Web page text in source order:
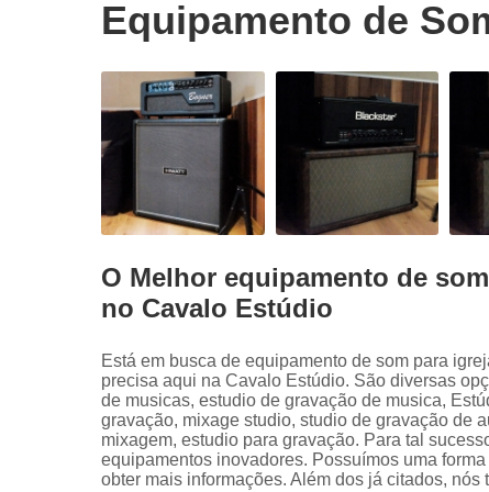
Equipamento de
O Melhor equipamento de
no Cavalo Estúdio
Está em busca de equipamento de som para
precisa aqui na Cavalo Estúdio. São diversas
de musicas, estudio de gravação de musica,
gravação, mixage studio, studio de gravação de
mixagem, estudio para gravação. Para tal
equipamentos inovadores. Possuímos uma
obter mais informações. Além dos já citados,